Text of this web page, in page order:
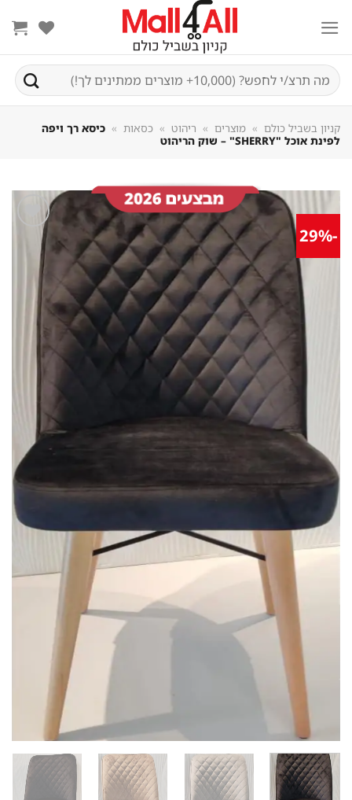
חיפוש
עבור:
קניון בשביל כולם מוצרים ריהוט כסאות
כיסא רך ויפה
לפינת אוכל "SHERRY" – שוק הריהוט
שמור
מוצר
במועדפים